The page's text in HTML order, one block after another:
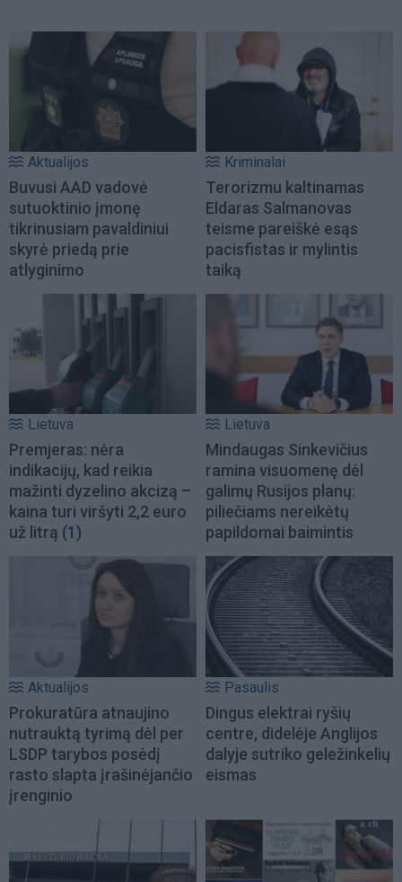
Aktualijos
Buvusi AAD vadovė
sutuoktinio įmonę
tikrinusiam pavaldiniui
skyrė priedą prie
atlyginimo
Kriminalai
Terorizmu kaltinamas
Eldaras Salmanovas
teisme pareiškė esąs
pacisfistas ir mylintis
taiką
Lietuva
Premjeras: nėra
indikacijų, kad reikia
mažinti dyzelino akcizą –
kaina turi viršyti 2,2 euro
už litrą (1)
Lietuva
Mindaugas Sinkevičius
ramina visuomenę dėl
galimų Rusijos planų:
piliečiams nereikėtų
papildomai baimintis
Aktualijos
Prokuratūra atnaujino
nutrauktą tyrimą dėl per
LSDP tarybos posėdį
rasto slapta įrašinėjančio
įrenginio
Pasaulis
Dingus elektrai ryšių
centre, didelėje Anglijos
dalyje sutriko geležinkelių
eismas